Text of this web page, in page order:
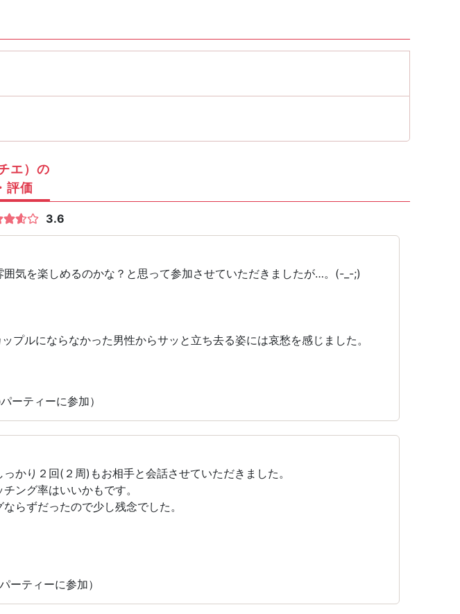
エ）の
評価
3.6
気を楽しめるのかな？と思って参加させていただきましたが…。(-_-;)
プルにならなかった男性からサッと立ち去る姿には哀愁を感じました。
ーティーに参加）
かり２回(２周)もお相手と会話させていただきました。
ング率はいいかもです。
らずだったので少し残念でした。
ティーに参加）